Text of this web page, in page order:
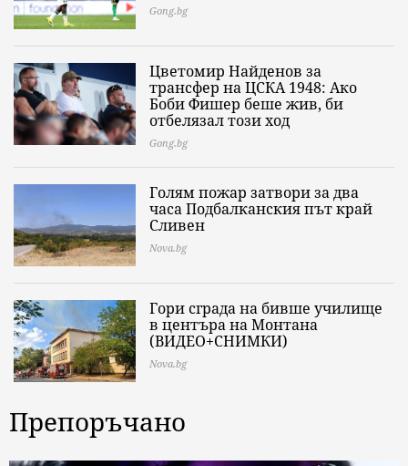
Gong.bg
Цветомир Найденов за
трансфер на ЦСКА 1948: Ако
Боби Фишер беше жив, би
отбелязал този ход
Gong.bg
Голям пожар затвори за два
часа Подбалканския път край
Сливен
Nova.bg
Гори сграда на бивше училище
в центъра на Монтана
(ВИДЕО+СНИМКИ)
Nova.bg
Препоръчано